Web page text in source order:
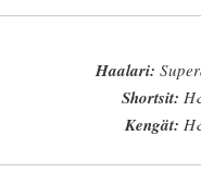
Haalari:
Shortsit:
Kengät: